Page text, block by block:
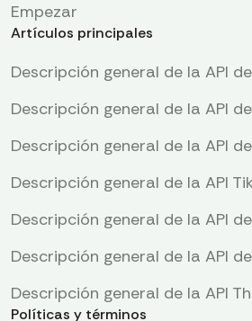
Empezar
Artículos principales
Descripción general de la API
Descripción general de la API
Descripción general de la API
Descripción general de la API
Descripción general de la API
Descripción general de la API
Descripción general de la API
Políticas y términos